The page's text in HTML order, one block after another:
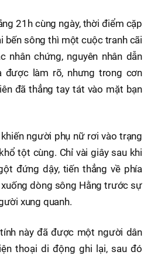
21h cùng ngày, thời điểm cặp
bến sông thì một cuộc tranh cãi
nhân chứng, nguyên nhân dẫn
được làm rõ, nhưng trong cơn
đã thẳng tay tát vào mặt bạn
người phụ nữ rơi vào trạng
tột cùng. Chỉ vài giây sau khi
đứng dậy, tiến thẳng về phía
dòng sông Hằng trước sự
xung quanh.
này đã được một người dân
thoại di động ghi lại, sau đó